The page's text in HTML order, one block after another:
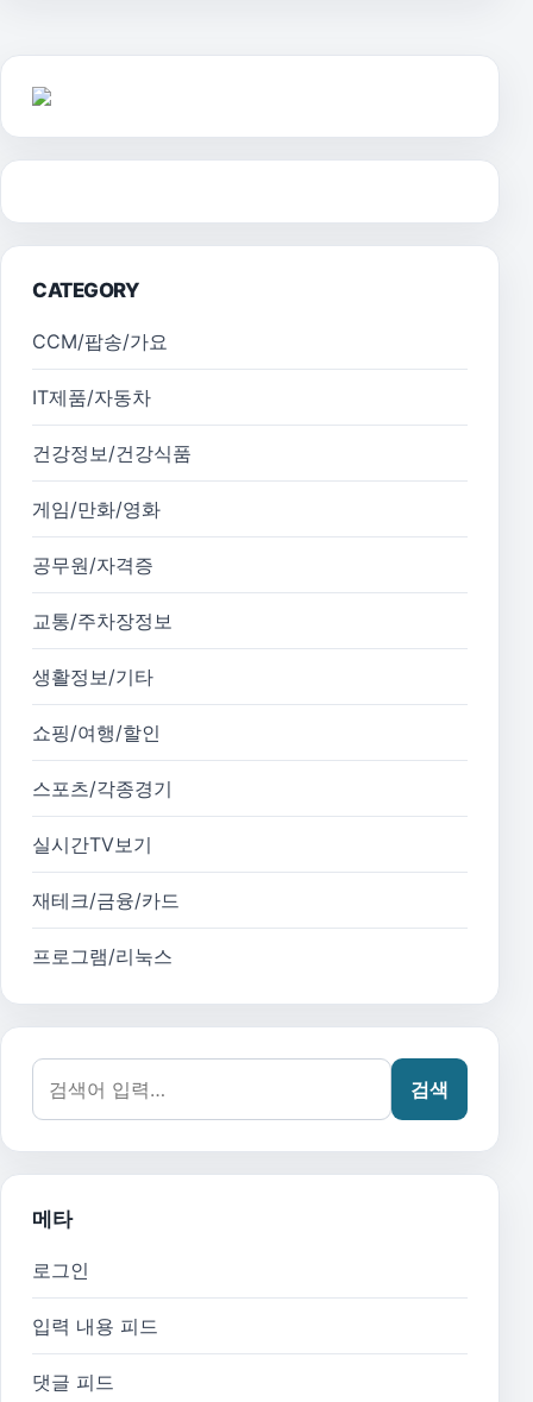
CATEGORY
CCM/팝송/가요
IT제품/자동차
건강정보/건강식품
게임/만화/영화
공무원/자격증
교통/주차장정보
생활정보/기타
쇼핑/여행/할인
스포츠/각종경기
실시간TV보기
재테크/금융/카드
프로그램/리눅스
검색어:
검색
메타
로그인
입력 내용 피드
댓글 피드